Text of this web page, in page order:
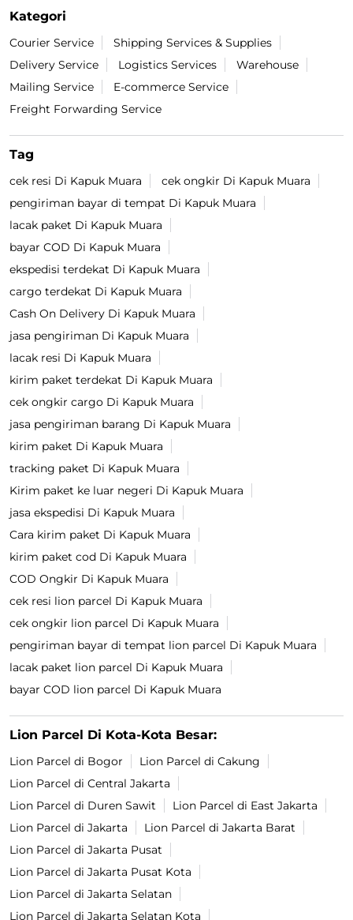
Kategori
Courier Service
Shipping Services & Supplies
Delivery Service
Logistics Services
Warehouse
Mailing Service
E-commerce Service
Freight Forwarding Service
Tag
cek resi Di Kapuk Muara
cek ongkir Di Kapuk Muara
pengiriman bayar di tempat Di Kapuk Muara
lacak paket Di Kapuk Muara
bayar COD Di Kapuk Muara
ekspedisi terdekat Di Kapuk Muara
cargo terdekat Di Kapuk Muara
Cash On Delivery Di Kapuk Muara
jasa pengiriman Di Kapuk Muara
lacak resi Di Kapuk Muara
kirim paket terdekat Di Kapuk Muara
cek ongkir cargo Di Kapuk Muara
jasa pengiriman barang Di Kapuk Muara
kirim paket Di Kapuk Muara
tracking paket Di Kapuk Muara
Kirim paket ke luar negeri Di Kapuk Muara
jasa ekspedisi Di Kapuk Muara
Cara kirim paket Di Kapuk Muara
kirim paket cod Di Kapuk Muara
COD Ongkir Di Kapuk Muara
cek resi lion parcel Di Kapuk Muara
cek ongkir lion parcel Di Kapuk Muara
pengiriman bayar di tempat lion parcel Di Kapuk Muara
lacak paket lion parcel Di Kapuk Muara
bayar COD lion parcel Di Kapuk Muara
Lion Parcel Di Kota-Kota Besar:
Lion Parcel di Bogor
Lion Parcel di Cakung
Lion Parcel di Central Jakarta
Lion Parcel di Duren Sawit
Lion Parcel di East Jakarta
Lion Parcel di Jakarta
Lion Parcel di Jakarta Barat
Lion Parcel di Jakarta Pusat
Lion Parcel di Jakarta Pusat Kota
Lion Parcel di Jakarta Selatan
Lion Parcel di Jakarta Selatan Kota